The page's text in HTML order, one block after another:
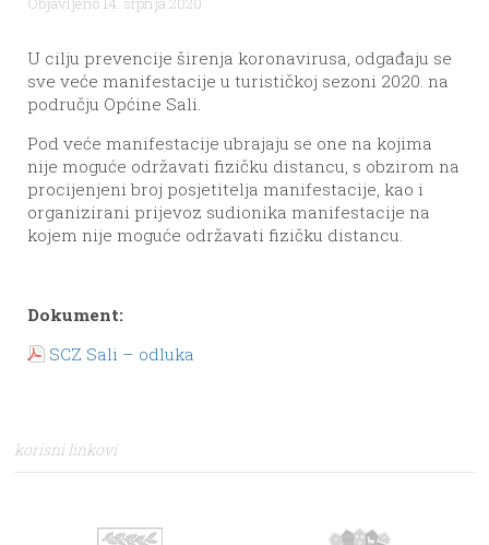
U cilju prevencije širenja koronavirusa, odgađaju se
sve veće manifestacije u turističkoj sezoni 2020. na
području Općine Sali.
Pod veće manifestacije ubrajaju se one na kojima
nije moguće održavati fizičku distancu, s obzirom na
procijenjeni broj posjetitelja manifestacije, kao i
organizirani prijevoz sudionika manifestacije na
kojem nije moguće održavati fizičku distancu.
Dokument:
SCZ Sali – odluka
korisni linkovi